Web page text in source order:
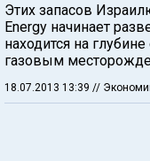
Этих запасов
Energy начинает
находится на
газовым
18.07.2013 13:39 //